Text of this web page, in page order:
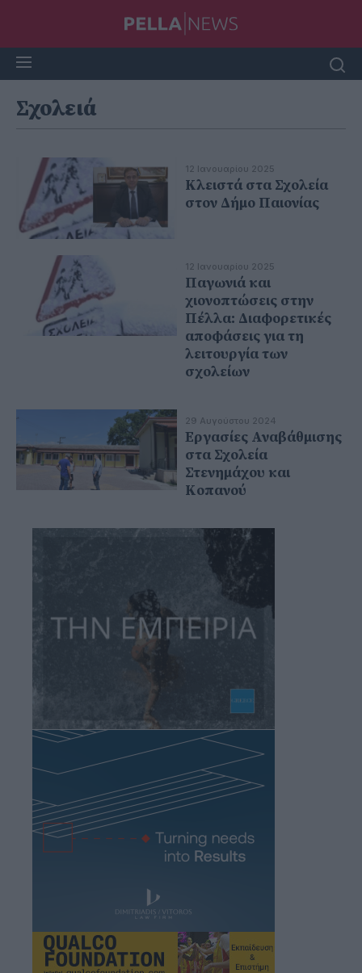
Σχολειά
12 Ιανουαρίου 2025
Κλειστά στα Σχολεία
στον Δήμο Παιονίας
12 Ιανουαρίου 2025
Παγωνιά και
χιονοπτώσεις στην
Πέλλα: Διαφορετικές
αποφάσεις για τη
λειτουργία των
σχολείων
29 Αυγούστου 2024
Εργασίες Αναβάθμισης
στα Σχολεία
Στενημάχου και
Κοπανού